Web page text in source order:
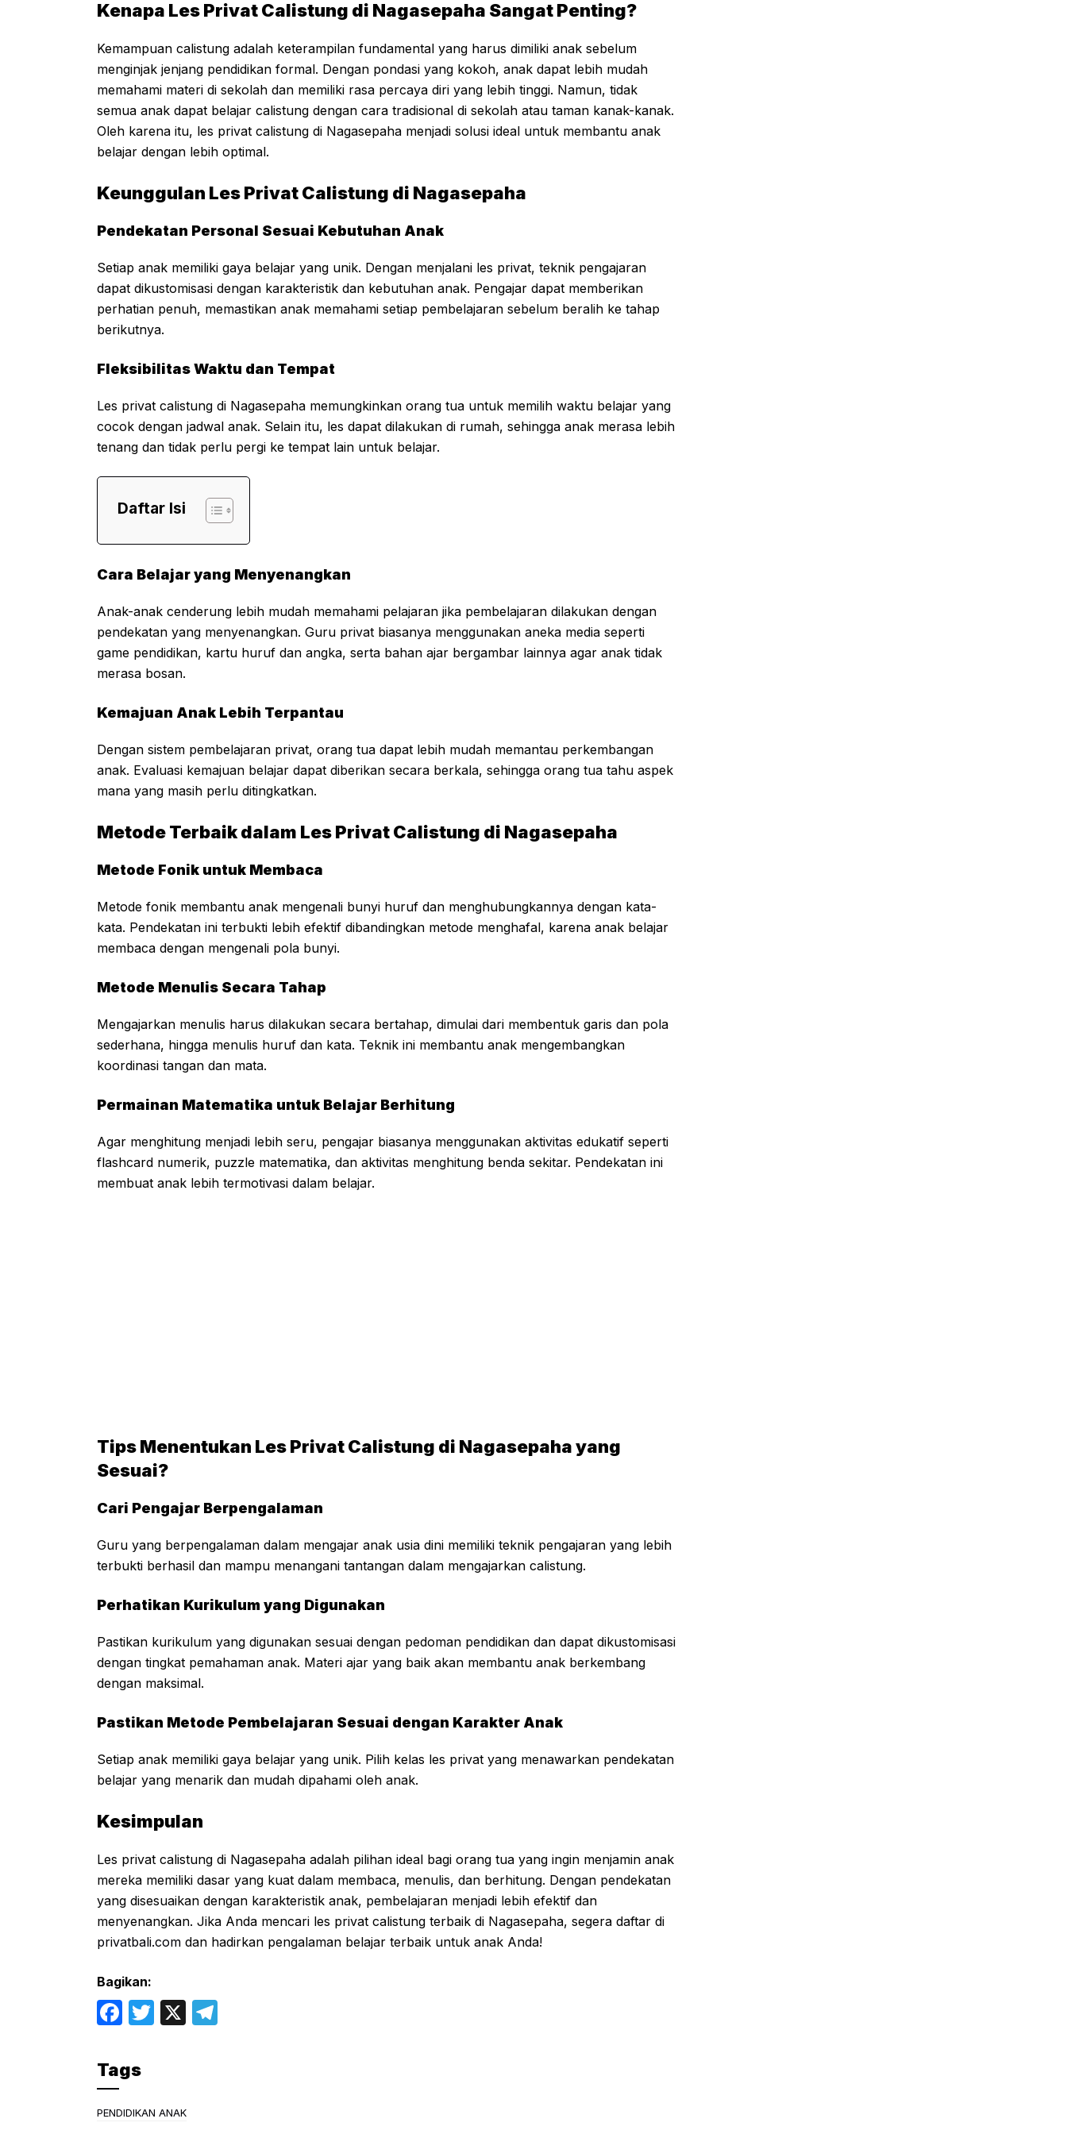
Kenapa Les Privat Calistung di Nagasepaha Sangat Penting?
Kemampuan calistung adalah keterampilan fundamental yang harus dimiliki anak sebelum
menginjak jenjang pendidikan formal. Dengan pondasi yang kokoh, anak dapat lebih mudah
memahami materi di sekolah dan memiliki rasa percaya diri yang lebih tinggi. Namun, tidak
semua anak dapat belajar calistung dengan cara tradisional di sekolah atau taman kanak-kanak.
Oleh karena itu, les privat calistung di Nagasepaha menjadi solusi ideal untuk membantu anak
belajar dengan lebih optimal.
Keunggulan Les Privat Calistung di Nagasepaha
Pendekatan Personal Sesuai Kebutuhan Anak
Setiap anak memiliki gaya belajar yang unik. Dengan menjalani les privat, teknik pengajaran
dapat dikustomisasi dengan karakteristik dan kebutuhan anak. Pengajar dapat memberikan
perhatian penuh, memastikan anak memahami setiap pembelajaran sebelum beralih ke tahap
berikutnya.
Fleksibilitas Waktu dan Tempat
Les privat calistung di Nagasepaha memungkinkan orang tua untuk memilih waktu belajar yang
cocok dengan jadwal anak. Selain itu, les dapat dilakukan di rumah, sehingga anak merasa lebih
tenang dan tidak perlu pergi ke tempat lain untuk belajar.
Daftar Isi
Cara Belajar yang Menyenangkan
Anak-anak cenderung lebih mudah memahami pelajaran jika pembelajaran dilakukan dengan
pendekatan yang menyenangkan. Guru privat biasanya menggunakan aneka media seperti
game pendidikan, kartu huruf dan angka, serta bahan ajar bergambar lainnya agar anak tidak
merasa bosan.
Kemajuan Anak Lebih Terpantau
Dengan sistem pembelajaran privat, orang tua dapat lebih mudah memantau perkembangan
anak. Evaluasi kemajuan belajar dapat diberikan secara berkala, sehingga orang tua tahu aspek
mana yang masih perlu ditingkatkan.
Metode Terbaik dalam Les Privat Calistung di Nagasepaha
Metode Fonik untuk Membaca
Metode fonik membantu anak mengenali bunyi huruf dan menghubungkannya dengan kata-
kata. Pendekatan ini terbukti lebih efektif dibandingkan metode menghafal, karena anak belajar
membaca dengan mengenali pola bunyi.
Metode Menulis Secara Tahap
Mengajarkan menulis harus dilakukan secara bertahap, dimulai dari membentuk garis dan pola
sederhana, hingga menulis huruf dan kata. Teknik ini membantu anak mengembangkan
koordinasi tangan dan mata.
Permainan Matematika untuk Belajar Berhitung
Agar menghitung menjadi lebih seru, pengajar biasanya menggunakan aktivitas edukatif seperti
flashcard numerik, puzzle matematika, dan aktivitas menghitung benda sekitar. Pendekatan ini
membuat anak lebih termotivasi dalam belajar.
Tips Menentukan Les Privat Calistung di Nagasepaha yang
Sesuai?
Cari Pengajar Berpengalaman
Guru yang berpengalaman dalam mengajar anak usia dini memiliki teknik pengajaran yang lebih
terbukti berhasil dan mampu menangani tantangan dalam mengajarkan calistung.
Perhatikan Kurikulum yang Digunakan
Pastikan kurikulum yang digunakan sesuai dengan pedoman pendidikan dan dapat dikustomisasi
dengan tingkat pemahaman anak. Materi ajar yang baik akan membantu anak berkembang
dengan maksimal.
Pastikan Metode Pembelajaran Sesuai dengan Karakter Anak
Setiap anak memiliki gaya belajar yang unik. Pilih kelas les privat yang menawarkan pendekatan
belajar yang menarik dan mudah dipahami oleh anak.
Kesimpulan
Les privat calistung di Nagasepaha adalah pilihan ideal bagi orang tua yang ingin menjamin anak
mereka memiliki dasar yang kuat dalam membaca, menulis, dan berhitung. Dengan pendekatan
yang disesuaikan dengan karakteristik anak, pembelajaran menjadi lebih efektif dan
menyenangkan. Jika Anda mencari les privat calistung terbaik di Nagasepaha, segera daftar di
privatbali.com dan hadirkan pengalaman belajar terbaik untuk anak Anda!
Bagikan:
F
c
e
b
T
X
Tags
PENDIDIKAN ANAK